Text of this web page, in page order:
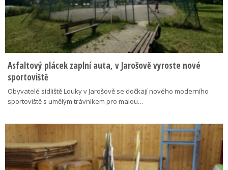
Asfaltový plácek zaplní auta, v Jarošově vyroste nové
sportoviště
Obyvatelé sídliště Louky v Jarošově se dočkají nového moderního
sportoviště s umělým trávníkem pro malou…